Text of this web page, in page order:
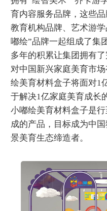
育内容服务品牌，这些
教育机构品牌、艺术游
嘟绘”品牌一起组成了集
多年的积累让集团拥有
对中国新兴家庭美育市
绘美育材料盒子将面对1
于解决1亿家庭美育成长
小嘟绘美育材料盒子是
成的产品，目标成为中
景美育生态缔造者。